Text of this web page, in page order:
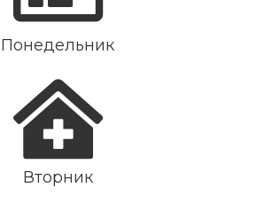
Понедельник
Вторник